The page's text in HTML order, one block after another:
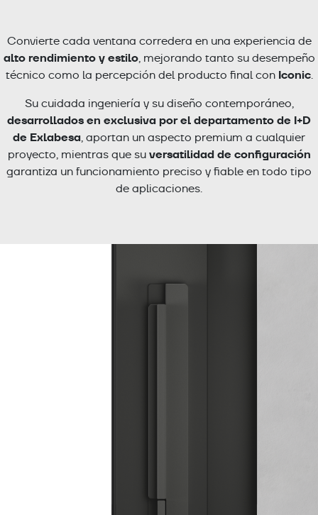
Convierte cada ventana corredera en una experiencia de
alto rendimiento y estilo, mejorando tanto su desempeño
técnico como la percepción del producto final con Iconic.
Su cuidada ingeniería y su diseño contemporáneo,
desarrollados en exclusiva por el departamento de I+D
de Exlabesa, aportan un aspecto premium a cualquier
proyecto, mientras que suversatilidad de configuración
garantiza un funcionamiento preciso y fiable en todo tipo
de aplicaciones.